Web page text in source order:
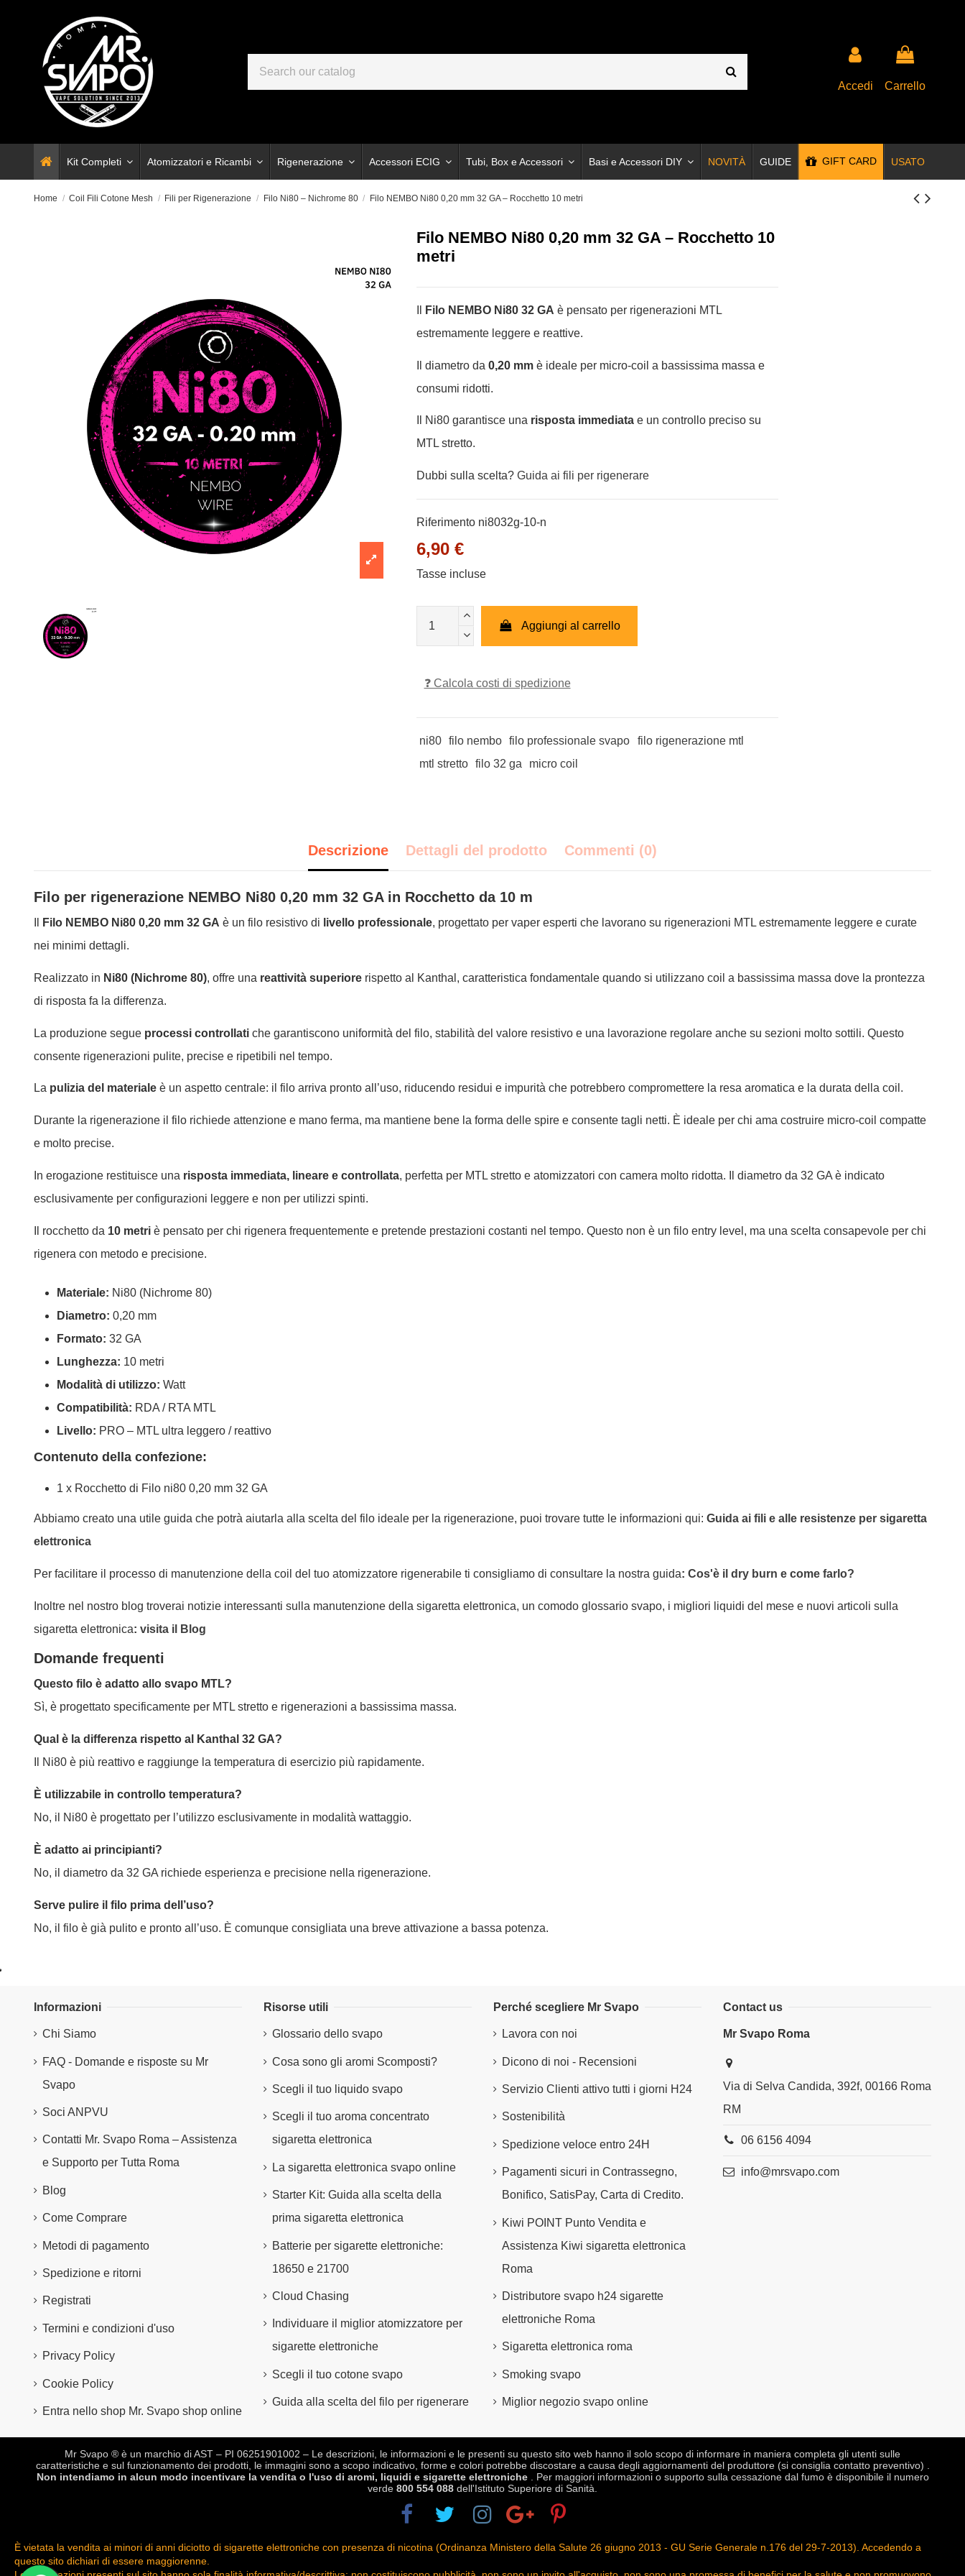
Accedi Carrello
Kit Completi Atomizzatori e Ricambi Rigenerazione Accessori ECIG Tubi, Box e Accessori Basi e Accessori DIY NOVITÀ GUIDE GIFT CARD USATO
Home Coil Fili Cotone Mesh Fili per Rigenerazione Filo Ni80 – Nichrome 80 Filo NEMBO Ni80 0,20 mm 32 GA – Rocchetto 10 metri
Filo NEMBO Ni80 0,20 mm 32 GA – Rocchetto 10
metri
Filo NEMBO Ni80 32 GA è pensato per rigenerazioni MTL
estremamente leggere e reattive.
Il diametro da0,20 mm è ideale per micro-coil a bassissima massa e
consumi ridotti.
Il Ni80 garantisce una risposta immediata e un controllo preciso su
MTL stretto.
Dubbi sulla scelta?Guida ai fili per rigenerare
Riferimento ni8032g-10-n
6,90 €
Tasse incluse
Aggiungi al carrello
❓ Calcola costi di spedizione
ni80 filo nembo filo professionale svapo
filo rigenerazione mtl
mtl stretto
filo 32 ga micro coil
Descrizione Dettagli del prodotto Commenti (0)
Filo per rigenerazione NEMBO Ni80 0,20 mm 32 GA in Rocchetto da 10 m
Filo NEMBO Ni80 0,20 mm 32 GA è un filo resistivo di livello professionale, progettato per vaper esperti che lavorano su rigenerazioni MTL estremamente leggere e curate
nei minimi dettagli.
Realizzato in Ni80 (Nichrome 80), offre una reattività superiore rispetto al Kanthal, caratteristica fondamentale quando si utilizzano coil a bassissima massa dove la prontezza
di risposta fa la differenza.
La produzione segue processi controllati che garantiscono uniformità del filo, stabilità del valore resistivo e una lavorazione regolare anche su sezioni molto sottili. Questo
consente rigenerazioni pulite, precise e ripetibili nel tempo.
La pulizia del materiale è un aspetto centrale: il filo arriva pronto all’uso, riducendo residui e impurità che potrebbero compromettere la resa aromatica e la durata della coil.
Durante la rigenerazione il filo richiede attenzione e mano ferma, ma mantiene bene la forma delle spire e consente tagli netti. È ideale per chi ama costruire micro-coil compatte
e molto precise.
In erogazione restituisce una risposta immediata, lineare e controllata, perfetta per MTL stretto e atomizzatori con camera molto ridotta. Il diametro da 32 GA è indicato
esclusivamente per configurazioni leggere e non per utilizzi spinti.
Il rocchetto da 10 metri è pensato per chi rigenera frequentemente e pretende prestazioni costanti nel tempo. Questo non è un filo entry level, ma una scelta consapevole per chi
rigenera con metodo e precisione.
Materiale: Ni80 (Nichrome 80)
Diametro: 0,20 mm
Formato: 32 GA
Lunghezza: 10 metri
Modalità di utilizzo: Watt
Compatibilità: RDA / RTA MTL
Livello: PRO – MTL ultra leggero / reattivo
Contenuto della confezione:
1 x Rocchetto di Filo ni80 0,20 mm 32 GA
Abbiamo creato una utile guida che potrà aiutarla alla scelta del filo ideale per la rigenerazione, puoi trovare tutte le informazioni qui: Guida ai fili e alle resistenze per sigaretta
elettronica
Per facilitare il processo di manutenzione della coil del tuo atomizzatore rigenerabile ti consigliamo di consultare la nostra guida: Cos'è il dry burn e come farlo?
Inoltre nel nostro blog troverai notizie interessanti sulla manutenzione della sigaretta elettronica, un comodo glossario svapo, i migliori liquidi del mese e nuovi articoli sulla
sigaretta elettronica: visita il Blog
Domande frequenti
Questo filo è adatto allo svapo MTL?
Sì, è progettato specificamente per MTL stretto e rigenerazioni a bassissima massa.
Qual è la differenza rispetto al Kanthal 32 GA?
Il Ni80 è più reattivo e raggiunge la temperatura di esercizio più rapidamente.
È utilizzabile in controllo temperatura?
No, il Ni80 è progettato per l’utilizzo esclusivamente in modalità wattaggio.
È adatto ai principianti?
No, il diametro da 32 GA richiede esperienza e precisione nella rigenerazione.
Serve pulire il filo prima dell’uso?
No, il filo è già pulito e pronto all’uso. È comunque consigliata una breve attivazione a bassa potenza.
Informazioni
Chi Siamo
FAQ - Domande e risposte su Mr
Svapo
Soci ANPVU
Contatti Mr. Svapo Roma – Assistenza
e Supporto per Tutta Roma
Blog
Come Comprare
Metodi di pagamento
Spedizione e ritorni
Registrati
Termini e condizioni d'uso
Privacy Policy
Cookie Policy
Entra nello shop Mr. Svapo shop online
Risorse utili
Glossario dello svapo
Cosa sono gli aromi Scomposti?
Scegli il tuo liquido svapo
Scegli il tuo aroma concentrato
sigaretta elettronica
La sigaretta elettronica svapo online
Starter Kit: Guida alla scelta della
prima sigaretta elettronica
Batterie per sigarette elettroniche:
18650 e 21700
Cloud Chasing
Individuare il miglior atomizzatore per
sigarette elettroniche
Scegli il tuo cotone svapo
Guida alla scelta del filo per rigenerare
Perché scegliere Mr Svapo
Lavora con noi
Dicono di noi - Recensioni
Servizio Clienti attivo tutti i giorni H24
Sostenibilità
Spedizione veloce entro 24H
Pagamenti sicuri in Contrassegno,
Bonifico, SatisPay, Carta di Credito.
Kiwi POINT Punto Vendita e
Assistenza Kiwi sigaretta elettronica
Roma
Distributore svapo h24 sigarette
elettroniche Roma
Sigaretta elettronica roma
Smoking svapo
Miglior negozio svapo online
Contact us
Mr Svapo Roma
Via di Selva Candida, 392f, 00166 Roma
RM
06 6156 4094
info@mrsvapo.com
Mr Svapo ® è un marchio di AST – PI 06251901002 – Le descrizioni, le informazioni e le presenti su questo sito web hanno il solo scopo di informare in maniera completa gli utenti sulle
caratteristiche e sul funzionamento dei prodotti, le immagini sono a scopo indicativo, forme e colori potrebbe discostare a causa degli aggiornamenti del produttore (si consiglia contatto preventivo) .
Non intendiamo in alcun modo incentivare la vendita o l'uso di aromi, liquidi e sigarette elettroniche. Per maggiori informazioni o supporto sulla cessazione dal fumo è disponibile il numero
verde 800 554 088 dell'Istituto Superiore di Sanità.
È vietata la vendita ai minori di anni diciotto di sigarette elettroniche con presenza di nicotina (Ordinanza Ministero della Salute 26 giugno 2013 - GU Serie Generale n.176 del 29-7-2013). Accedendo a
questo sito dichiari di essere maggiorenne.